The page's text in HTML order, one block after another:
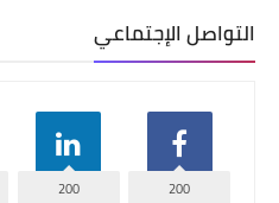
التواصل الإجتماعي
200
200